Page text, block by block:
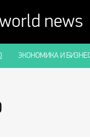
news
ЭКОНОМИКА И